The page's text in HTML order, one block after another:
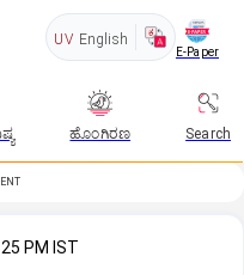
UV English
E-Paper
ಹೊಂಗಿರಣ Search
PM IST